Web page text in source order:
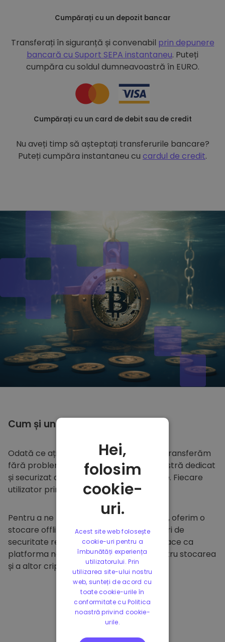
Cumpărați cu un depozit bancar
Transferați în siguranță și convenabil prin depunere
bancară cu Suport SEPA instantaneu. Puteți
cumpăra cu soldul dumneavoastră în EURO.
Cumpărați cu un card de debit sau de credit
Nu aveți timp să așteptați transferurile bancare?
Puteți cumpăra instantaneu cu cardul de credit.
Cum și unde să
Odată ce ați cumpărat peKriptomat
, îl transferăm
fără probleme în portofelul dumneavoastră dedicat
și securizat din cadrul platformei noastre. Fiecare
utilizator primește un portofel individual.
Pentru a ne proteja clienții și fondurile lor, oferim o
stocare offline sigură și efectuăm audituri de
securitate regulate. Această abordare face ca
platforma noastră să fie un paradis pentru stocarea
și a altor criptomonede.
Hei,
folosim
cookie-
uri.
Acest site web folosește
cookie-uri pentru a
îmbunătăți experiența
utilizatorului. Prin
utilizarea site-ului nostru
web, sunteți de acord cu
toate cookie-urile în
conformitate cu Politica
noastră privind cookie-
urile.